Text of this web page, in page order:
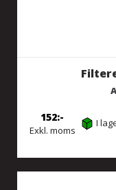
Exkl. moms
152 I